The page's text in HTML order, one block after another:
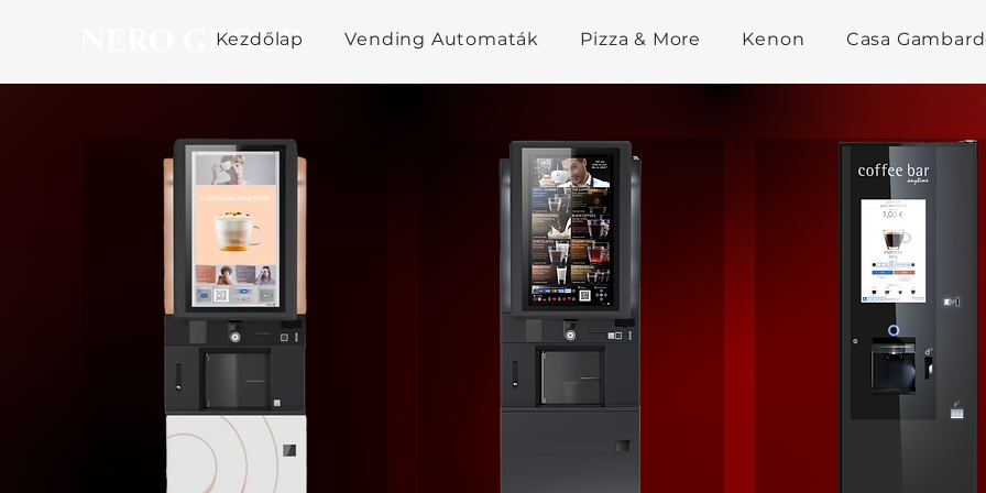
Kezdőlap Vending Automaták Pizza & More Kenon Casa